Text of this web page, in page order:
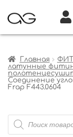
Главная
латунные
Соединение
Frap F443.0604
Поиск
товаров